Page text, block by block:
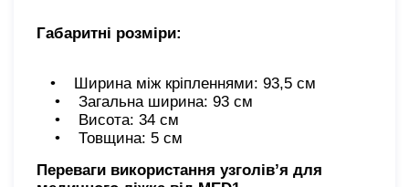
Габаритні розміри:
• Ширина між кріпленнями: 93,5 см
• Загальна ширина: 93 см
• Висота: 34 см
• Товщина: 5 см
Переваги використання узголів’я для